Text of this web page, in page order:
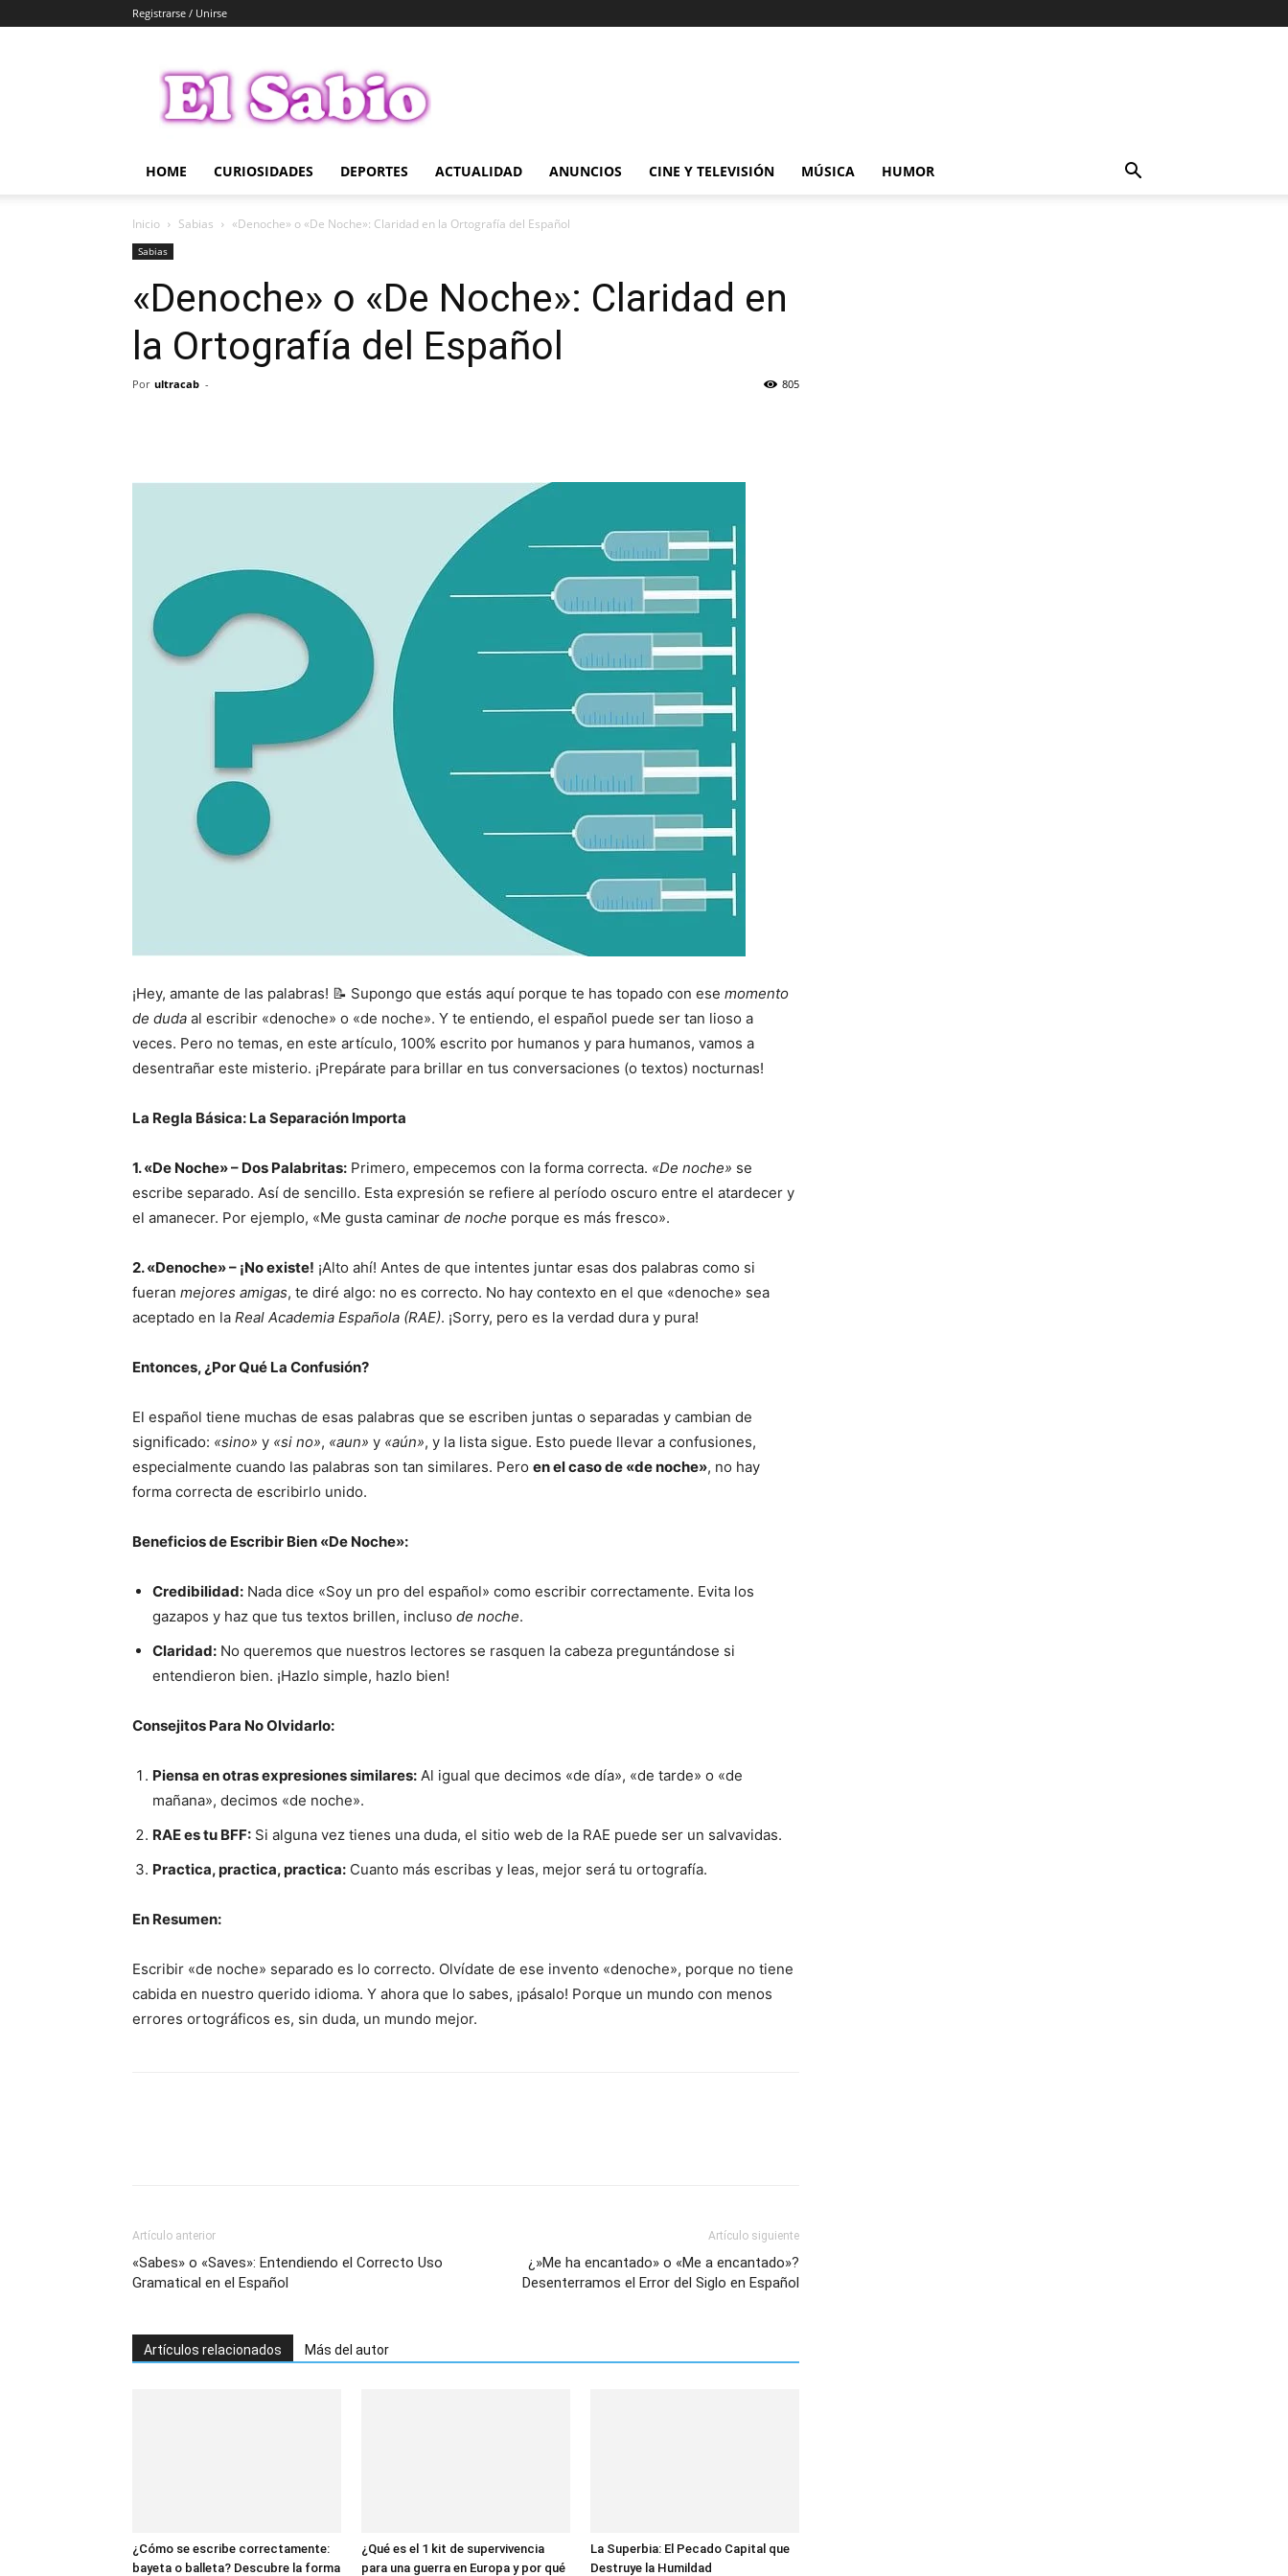
Registrarse / Unirse
Sabio
HOME CURIOSIDADES DEPORTES ACTUALIDAD ANUNCIOS CINE Y TELEVISIÓN MÚSICA HUMOR
Inicio Sabias «Denoche» o «De Noche»: Claridad en la Ortografía del Español
Sabias
«Denoche» o «De Noche»: Claridad en
la Ortografía del Español
Por ultracab - 805
¡Hey, amante de las palabras! 📝 Supongo que estás aquí porque te has topado con ese momento
de duda al escribir «denoche» o «de noche». Y te entiendo, el español puede ser tan lioso a
veces. Pero no temas, en este artículo, 100% escrito por humanos y para humanos, vamos a
desentrañar este misterio. ¡Prepárate para brillar en tus conversaciones (o textos) nocturnas!
La Regla Básica: La Separación Importa
1. «De Noche» – Dos Palabritas: Primero, empecemos con la forma correcta. «De noche» se
escribe separado. Así de sencillo. Esta expresión se refiere al período oscuro entre el atardecer y
el amanecer. Por ejemplo, «Me gusta caminar de noche porque es más fresco».
2. «Denoche» – ¡No existe! ¡Alto ahí! Antes de que intentes juntar esas dos palabras como si
fueran mejores amigas, te diré algo: no es correcto. No hay contexto en el que «denoche» sea
aceptado en la Real Academia Española (RAE). ¡Sorry, pero es la verdad dura y pura!
Entonces, ¿Por Qué La Confusión?
El español tiene muchas de esas palabras que se escriben juntas o separadas y cambian de
significado: «sino» y «si no», «aun» y «aún», y la lista sigue. Esto puede llevar a confusiones,
especialmente cuando las palabras son tan similares. Pero en el caso de «de noche», no hay
forma correcta de escribirlo unido.
Beneficios de Escribir Bien «De Noche»:
Credibilidad: Nada dice «Soy un pro del español» como escribir correctamente. Evita los
gazapos y haz que tus textos brillen, incluso de noche.
Claridad: No queremos que nuestros lectores se rasquen la cabeza preguntándose si
entendieron bien. ¡Hazlo simple, hazlo bien!
Consejitos Para No Olvidarlo:
Piensa en otras expresiones similares: Al igual que decimos «de día», «de tarde» o «de
mañana», decimos «de noche».
RAE es tu BFF: Si alguna vez tienes una duda, el sitio web de la RAE puede ser un salvavidas.
Practica, practica, practica: Cuanto más escribas y leas, mejor será tu ortografía.
En Resumen:
Escribir «de noche» separado es lo correcto. Olvídate de ese invento «denoche», porque no tiene
cabida en nuestro querido idioma. Y ahora que lo sabes, ¡pásalo! Porque un mundo con menos
errores ortográficos es, sin duda, un mundo mejor.
Artículo anterior
«Sabes» o «Saves»: Entendiendo el Correcto Uso
Gramatical en el Español
Artículo siguiente
¿»Me ha encantado» o «Me a encantado»?
Desenterramos el Error del Siglo en Español
Artículos relacionados Más del autor
¿Cómo se escribe correctamente:
bayeta o balleta? Descubre la forma
¿Qué es el 1 kit de supervivencia
para una guerra en Europa y por qué
La Superbia: El Pecado Capital que
Destruye la Humildad